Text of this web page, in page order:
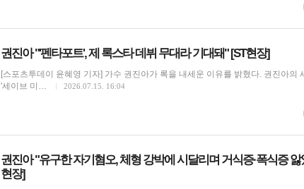
권진아 "'펜타포트', 제 록스타 데뷔 무대라 기대돼" [ST현장]
[스포츠투데이 윤혜영 기자] 가수 권진아가 록을 내세운 이유를 밝혔다. 권진아의
'세이브 미…
2026.07.15. 16:04
권진아 "유구한 자기혐오, 체형 강박에 시달리며 거식증·폭식증 앓
현장]